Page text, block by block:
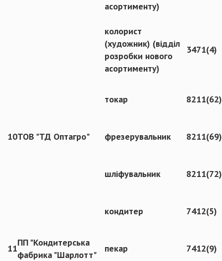
асортименту)
колорист
(художник) (відділ
розробки нового
асортименту)
3471(4)
10ТОВ "ТД Оптагро"
токар 8211(62)
фрезерувальник 8211(69)
шліфувальник 8211(72)
11
ПП "Кондитерська
фабрика "Шарлотт"
кондитер 7412(5)
пекар 7412(9)